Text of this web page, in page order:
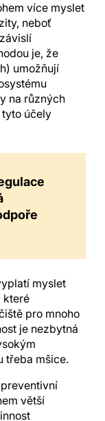
více myslet
neboť
je, že
umožňují
na různých
účely
myslet
které
pro mnoho
je nezbytná
třeba mšice.
větší